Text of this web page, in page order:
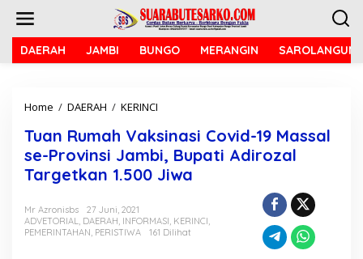
DAERAH JAMBI BUNGO MERANGIN SAROLANGUN
Home / DAERAH / KERINCI
a
n
R
u
h
V
Tuan Rumah Vaksinasi Covid-19 Massal
se-Provinsi Jambi, Bupati Adirozal
Targetkan 1.500 Jiwa
Mr Azronisbs
27 Juni, 2021
ADVETORIAL, DAERAH, INFORMASI, KERINCI,
PEMERINTAHAN, PERISTIWA 161 Dilihat